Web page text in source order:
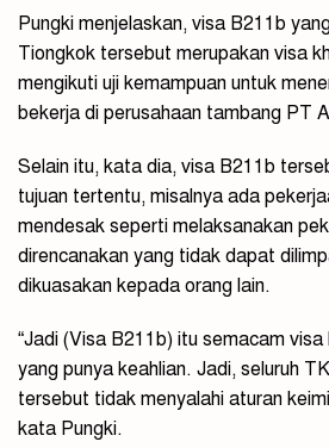
Pungki menjelaskan, visa B211b
Tiongkok tersebut merupakan visa
mengikuti uji kemampuan untuk
bekerja di perusahaan tambang PT
Selain itu, kata dia, visa B211b
tujuan tertentu, misalnya ada
mendesak seperti melaksanakan
direncanakan yang tidak dapat
dikuasakan kepada orang lain.
“Jadi (Visa B211b) itu semacam
yang punya keahlian. Jadi, seluruh
tersebut tidak menyalahi aturan
kata Pungki.